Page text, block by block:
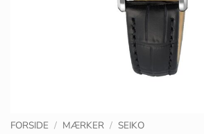
FORSIDE / MÆRKER / SEIKO